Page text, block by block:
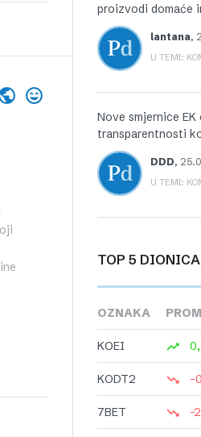
proizvodi domaće
lantana,
U TEMI:
Nove smjernice EK
transparentnosti
DDD,
U TEMI:
TOP 5 DIONICA
OZNAKA
KOEI
KODT2 -
7BET -